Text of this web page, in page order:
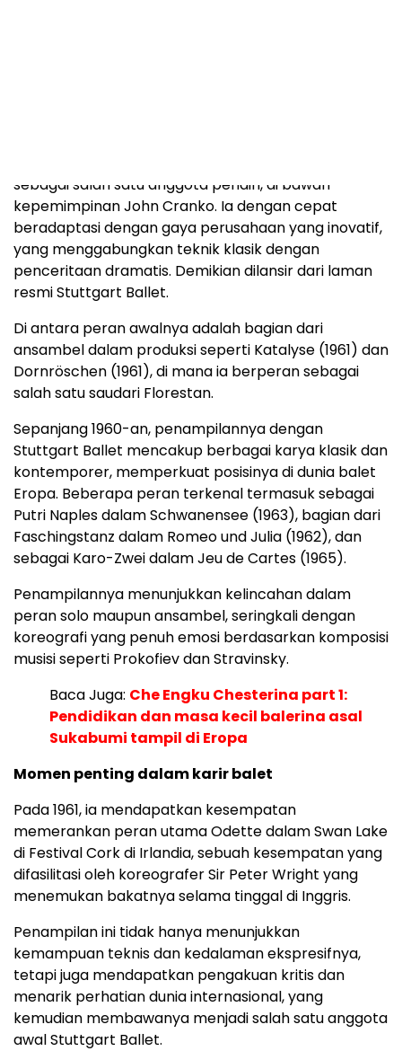
sebagai salah satu anggota pendiri, di bawah
kepemimpinan John Cranko. Ia dengan cepat
beradaptasi dengan gaya perusahaan yang inovatif,
yang menggabungkan teknik klasik dengan
penceritaan dramatis. Demikian dilansir dari laman
resmi Stuttgart Ballet.
Di antara peran awalnya adalah bagian dari
ansambel dalam produksi seperti Katalyse (1961) dan
Dornröschen (1961), di mana ia berperan sebagai
salah satu saudari Florestan.
Sepanjang 1960-an, penampilannya dengan
Stuttgart Ballet mencakup berbagai karya klasik dan
kontemporer, memperkuat posisinya di dunia balet
Eropa. Beberapa peran terkenal termasuk sebagai
Putri Naples dalam Schwanensee (1963), bagian dari
Faschingstanz dalam Romeo und Julia (1962), dan
sebagai Karo-Zwei dalam Jeu de Cartes (1965).
Penampilannya menunjukkan kelincahan dalam
peran solo maupun ansambel, seringkali dengan
koreografi yang penuh emosi berdasarkan komposisi
musisi seperti Prokofiev dan Stravinsky.
Baca Juga: Che Engku Chesterina part 1:
Pendidikan dan masa kecil balerina asal
Sukabumi tampil di Eropa
Momen penting dalam karir balet
Pada 1961, ia mendapatkan kesempatan
memerankan peran utama Odette dalam Swan Lake
di Festival Cork di Irlandia, sebuah kesempatan yang
difasilitasi oleh koreografer Sir Peter Wright yang
menemukan bakatnya selama tinggal di Inggris.
Penampilan ini tidak hanya menunjukkan
kemampuan teknis dan kedalaman ekspresifnya,
tetapi juga mendapatkan pengakuan kritis dan
menarik perhatian dunia internasional, yang
kemudian membawanya menjadi salah satu anggota
awal Stuttgart Ballet.